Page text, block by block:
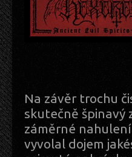
Na závěr trochu
skutečně špinavý
záměrné
vyvolal dojem